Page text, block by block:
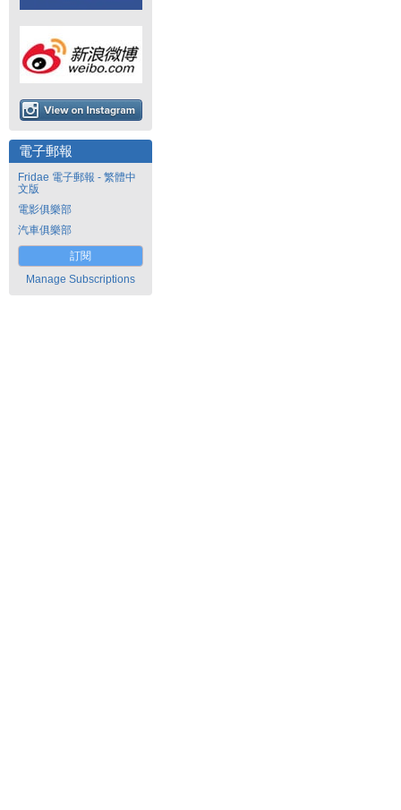
電子郵報
Fridae 電子郵報 - 繁體中
文版
電影俱樂部
汽車俱樂部
訂閱
Manage Subscriptions